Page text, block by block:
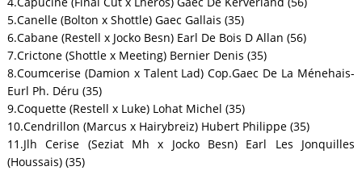
5.Canelle (Bolton x Shottle) Gaec Gallais (35)
6.Cabane (Restell x Jocko Besn) Earl De Bois D Allan (56)
7.Crictone (Shottle x Meeting) Bernier Denis (35)
8.Coumcerise (Damion x Talent Lad) Cop.Gaec De La Ménehais-
Eurl Ph. Déru (35)
9.Coquette (Restell x Luke) Lohat Michel (35)
10.Cendrillon (Marcus x Hairybreiz) Hubert Philippe (35)
11.Jlh Cerise (Seziat Mh x Jocko Besn) Earl Les Jonquilles
(Houssais) (35)